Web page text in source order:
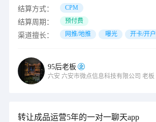
结算方式： CPM
结算周期： 预付费
渠道擅长： 网推/地推 曝光 开卡/开户
95后老板
六安 六安市微点信息科技有限公司 老板
转让成品运营5年的一对一聊天app